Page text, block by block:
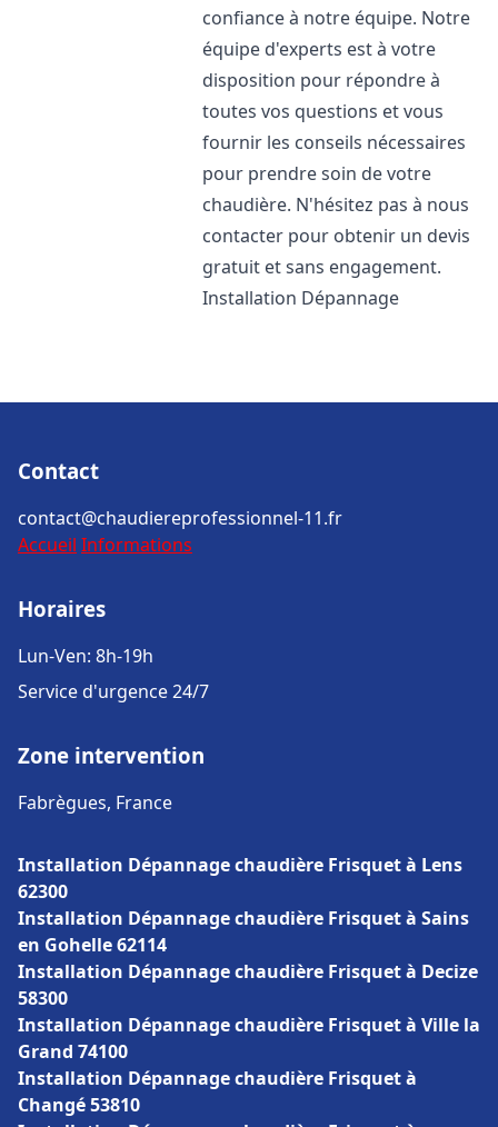
confiance à notre équipe. Notre
équipe d'experts est à votre
disposition pour répondre à
toutes vos questions et vous
fournir les conseils nécessaires
pour prendre soin de votre
chaudière. N'hésitez pas à nous
contacter pour obtenir un devis
gratuit et sans engagement.
Installation Dépannage
Contact
contact@chaudiereprofessionnel-11.fr
Accueil Informations
Horaires
Lun-Ven: 8h-19h
Service d'urgence 24/7
Zone intervention
Fabrègues, France
Installation Dépannage chaudière Frisquet à Lens
62300
Installation Dépannage chaudière Frisquet à Sains
en Gohelle 62114
Installation Dépannage chaudière Frisquet à Decize
58300
Installation Dépannage chaudière Frisquet à Ville la
Grand 74100
Installation Dépannage chaudière Frisquet à
Changé 53810